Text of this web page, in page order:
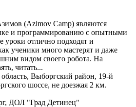
(Azimov Camp) являются
и программированию с опытными
уроки отлично подходят и
ученики много мастерят и даже
видом своего робота. На
читать...
Выборгский район, 19-й
шоссе, не доезжая 2 км.
ДОЛ "Град Детинец"